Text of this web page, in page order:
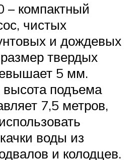
компактный
чистых
и дождевых
твердых
5 мм.
подъема
7,5 метров,
воды из
и колодцев.